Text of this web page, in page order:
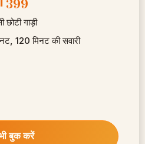
गाड़ी
120 मिनट की सवारी
बुक करें